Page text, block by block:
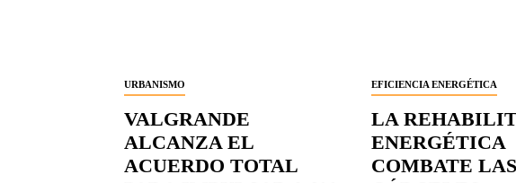
URBANISMO
VALGRANDE
ALCANZA EL
ACUERDO TOTAL
EFICIENCIA ENERGÉTICA
LA
ENERGÉTICA
COMBATE LAS